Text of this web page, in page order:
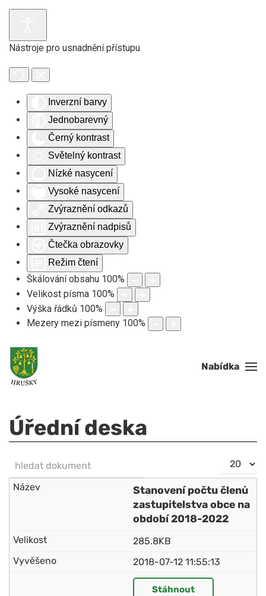
Nástroje pro usnadnění přístupu
Inverzní barvy
Jednobarevný
Černý kontrast
Světelný kontrast
Nízké nasycení
Vysoké nasycení
Zvýraznění odkazů
Zvýraznění nadpisů
Čtečka obrazovky
Režim čtení
Škálování obsahu 100%
Velikost písma 100%
Výška řádků 100%
Mezery mezi písmeny 100%
Nabídka
Úřední deska
NEZVEŘEJNĚNO hledat dokument
Počet
zobrazení
Stanovení počtu členů
zastupitelstva obce na
období 2018-2022
285.8KB
2018-07-12 11:55:13
Stáhnout